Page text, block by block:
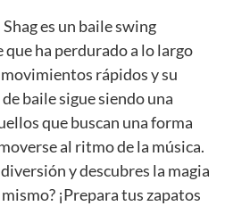
es un baile swing
ha perdurado a lo largo
movimientos rápidos y su
baile sigue siendo una
que buscan una forma
al ritmo de la música.
y descubres la magia
¡Prepara tus zapatos